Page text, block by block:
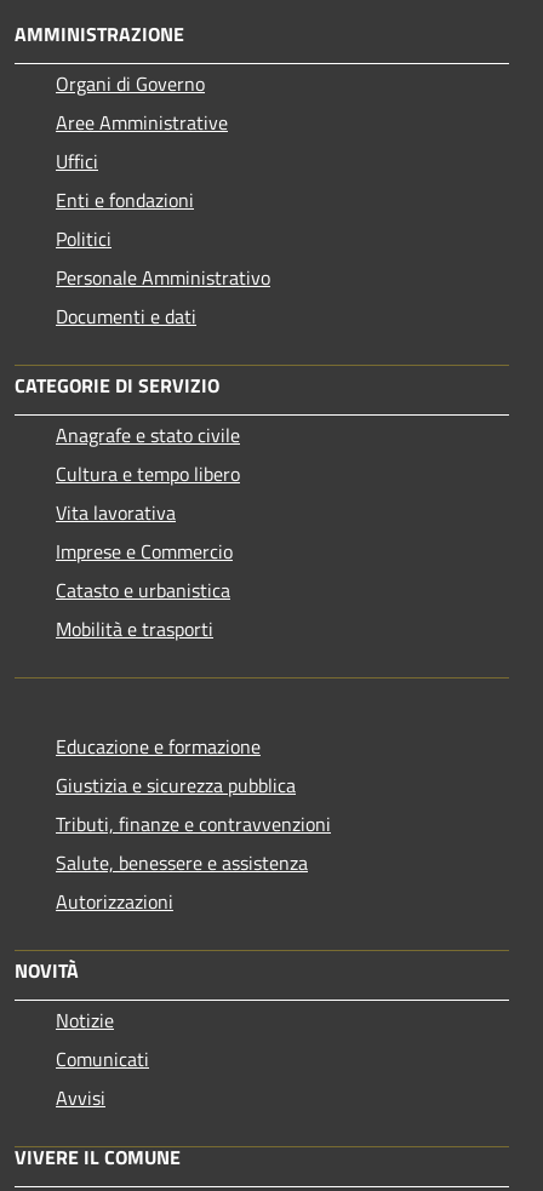
AMMINISTRAZIONE
Organi di Governo
Aree Amministrative
Uffici
Enti e fondazioni
Politici
Personale Amministrativo
Documenti e dati
CATEGORIE DI SERVIZIO
Anagrafe e stato civile
Cultura e tempo libero
Vita lavorativa
Imprese e Commercio
Catasto e urbanistica
Mobilità e trasporti
Educazione e formazione
Giustizia e sicurezza pubblica
Tributi, finanze e contravvenzioni
Salute, benessere e assistenza
Autorizzazioni
NOVITÀ
Notizie
Comunicati
Avvisi
VIVERE IL COMUNE